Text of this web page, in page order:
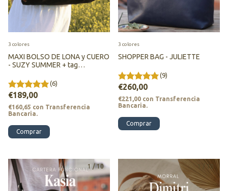
MAXI BOLSO DE LONA y CUERO
- SUZY SUMMER + tag
(6)
€189,00
€160,65 con Transferencia
Bancaria.
3 colores
Comprar
SHOPPER BAG - JULIETTE
(9)
€260,00
€221,00 con Transferencia
Bancaria.
3 colores
Comprar
1 /10 /10